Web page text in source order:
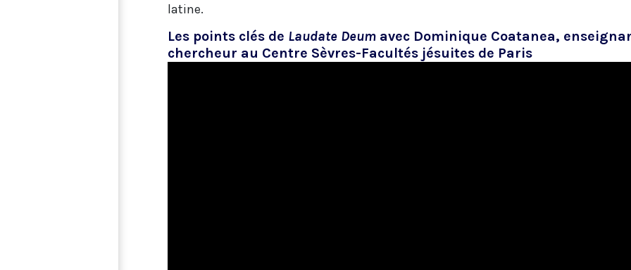
latine.
Les points clés de Laudate Deum avec Dominique Coatanea,
chercheur au Centre Sèvres-Facultés jésuites de Paris